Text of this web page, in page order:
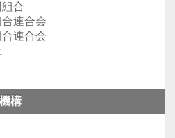
合
連合会
連合会
構